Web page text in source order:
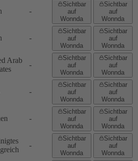
-
Sichtbar
auf
Wonnda
Sichtbar
auf
Wonnda
-
Sichtbar
auf
Wonnda
Sichtbar
auf
Wonnda
Arab
-
Sichtbar
auf
Wonnda
Sichtbar
auf
Wonnda
-
Sichtbar
auf
Wonnda
Sichtbar
auf
Wonnda
-
Sichtbar
auf
Wonnda
Sichtbar
auf
Wonnda
-
Sichtbar
auf
Wonnda
Sichtbar
auf
Wonnda